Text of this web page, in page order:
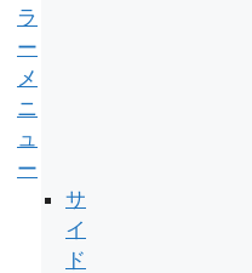
ラ
ー
メ
ニ
ュ
ー
サ
イ
ド